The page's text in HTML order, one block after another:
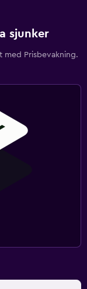
sjunker
med Prisbevakning.